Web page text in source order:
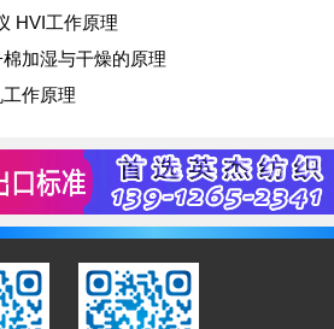
HVI工作原理
加湿与干燥的原理
作原理